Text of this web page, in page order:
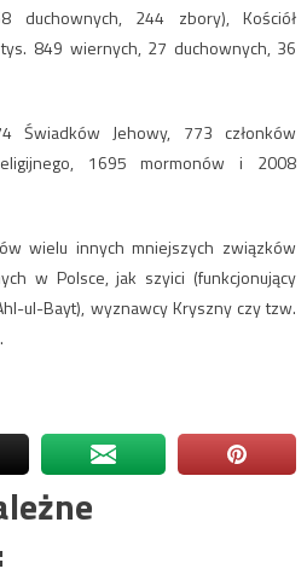
244 zbory), Kościół
849 wiernych, 27 duchownych, 36
Jehowy, 773 członków
1695 mormonów i 2008
wielu innych mniejszych związków
w Polsce, jak szyici (funkcjonujący
ul-Bayt), wyznawcy Kryszny czy tzw.